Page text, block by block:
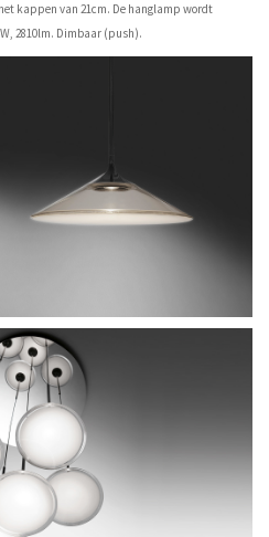
kappen van 21cm. De hanglamp wordt
2810lm. Dimbaar (push).